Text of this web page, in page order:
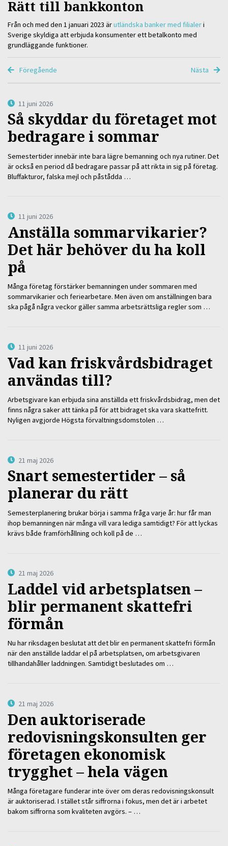
Rätt till bankkonton
Från och med den 1 januari 2023 ärutländska banker med filialeri
Sverige skyldiga att erbjuda konsumenter ett betalkonto med
grundläggande funktioner.
Föregående Nästa
11 juni 2026
Så skyddar du företaget mot
bedragare i sommar
Semestertider innebär inte bara lägre bemanning och nya rutiner. Det
är också en period då bedragare passar på att rikta in sig på företag.
Bluffakturor, falska mejl och påstådda …
11 juni 2026
Anställa sommarvikarier?
Det här behöver du ha koll
på
Många företag förstärker bemanningen under sommaren med
sommarvikarier och feriearbetare. Men även om anställningen bara
ska pågå några veckor gäller samma arbetsrättsliga regler som …
11 juni 2026
Vad kan friskvårdsbidraget
användas till?
Arbetsgivare kan erbjuda sina anställda ett friskvårdsbidrag, men det
finns några saker att tänka på för att bidraget ska vara skattefritt.
Nyligen avgjorde Högsta förvaltningsdomstolen …
21 maj 2026
Snart semestertider – så
planerar du rätt
Semesterplanering brukar börja i samma fråga varje år: hur får man
ihop bemanningen när många vill vara lediga samtidigt? För att lyckas
krävs både framförhållning och koll på de …
21 maj 2026
Laddel vid arbetsplatsen –
blir permanent skattefri
förmån
Nu har riksdagen beslutat att det blir en permanent skattefri förmån
när den anställde laddar el på arbetsplatsen, om arbetsgivaren
tillhandahåller laddningen. Samtidigt beslutades om …
21 maj 2026
Den auktoriserade
redovisningskonsulten ger
företagen ekonomisk
trygghet – hela vägen
Många företagare funderar inte över om deras redovisningskonsult
är auktoriserad. I stället står siffrorna i fokus, men det är i arbetet
bakom siffrorna som kvaliteten avgörs. – …